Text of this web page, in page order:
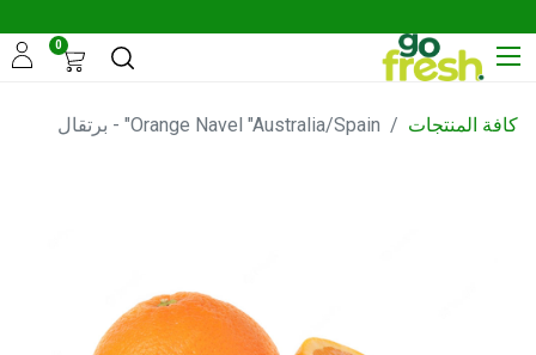
0
كافة المنتجات Orange Navel "Australia/Spain" - برتقال